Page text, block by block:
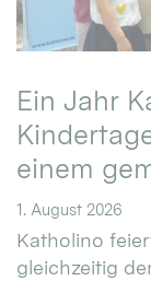
Ein Jahr
einem
1. August 2026
Katholino
gleichzeitig